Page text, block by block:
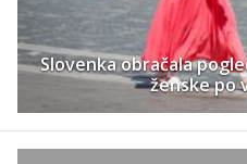
Slovenka obračala
ženske po